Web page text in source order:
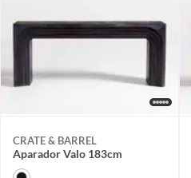
CRATE & BARREL
Aparador Valo 183cm